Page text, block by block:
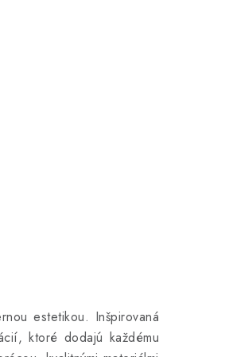
estetikou. Inšpirovaná
ktoré dodajú každému